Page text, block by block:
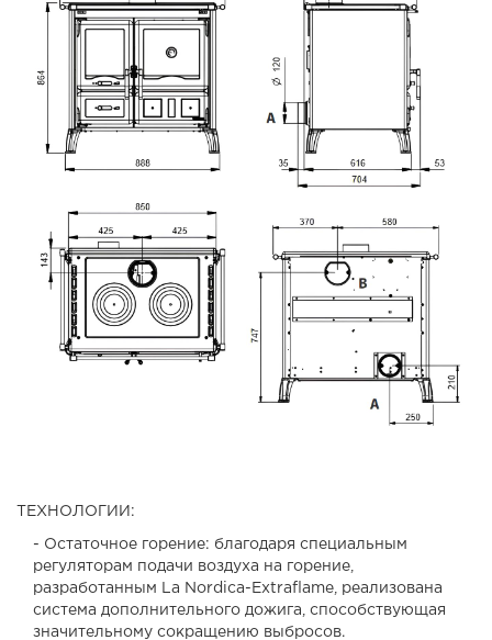
ТЕХНОЛОГИИ:
- Остаточное горение: благодаря специальным
регуляторам подачи воздуха на горение,
разработанным La Nordica-Extraflame, реализована
система дополнительного дожига, способствующая
значительному сокращению выбросов.